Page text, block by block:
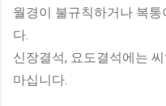
월경이 불규칙하거나 복
다.
신장결석, 요도결석에는
마십니다.